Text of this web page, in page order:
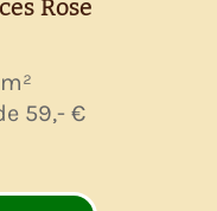
59,- €